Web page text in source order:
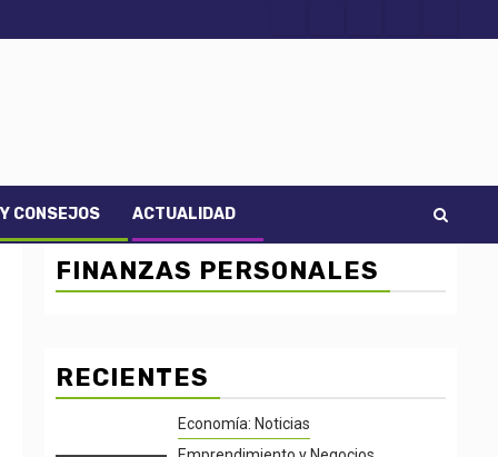
CONSEJOS ACTUALIDAD
FINANZAS PERSONALES
RECIENTES
Economía: Noticias